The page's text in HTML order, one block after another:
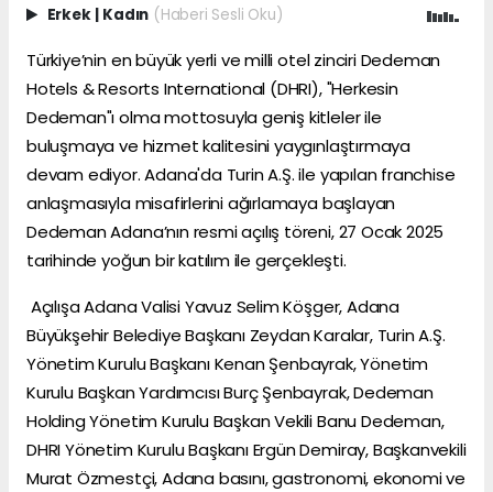
Erkek | Kadın (Haberi Sesli Oku)
Türkiye’nin en büyük yerli ve milli otel zinciri Dedeman
Hotels & Resorts International (DHRI), "Herkesin
Dedeman"ı olma mottosuyla geniş kitleler ile
buluşmaya ve hizmet kalitesini yaygınlaştırmaya
devam ediyor. Adana'da Turin A.Ş. ile yapılan franchise
anlaşmasıyla misafirlerini ağırlamaya başlayan
Dedeman Adana’nın resmi açılış töreni, 27 Ocak 2025
tarihinde yoğun bir katılım ile gerçekleşti.
Açılışa Adana Valisi Yavuz Selim Köşger, Adana
Büyükşehir Belediye Başkanı Zeydan Karalar, Turin A.Ş.
Yönetim Kurulu Başkanı Kenan Şenbayrak, Yönetim
Kurulu Başkan Yardımcısı Burç Şenbayrak, Dedeman
Holding Yönetim Kurulu Başkan Vekili Banu Dedeman,
DHRI Yönetim Kurulu Başkanı Ergün Demiray, Başkanvekili
Murat Özmestçi, Adana basını, gastronomi, ekonomi ve